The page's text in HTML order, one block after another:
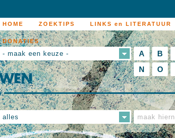
HOME ZOEKTIPS LINKS en LITERATUUR
DONATIES
- maak een keuze - A B
N
O
alles